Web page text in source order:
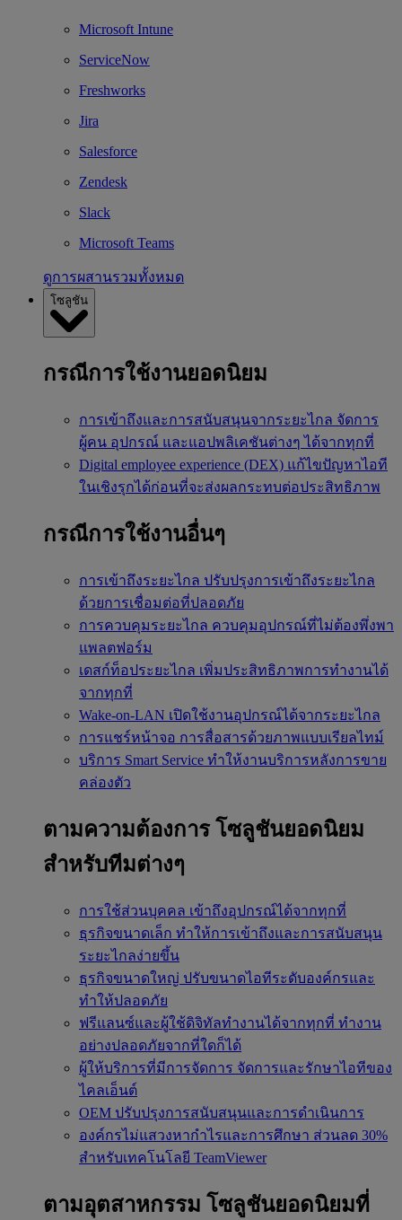
Microsoft Intune
ServiceNow
Freshworks
Jira
Salesforce
Zendesk
Slack
Microsoft Teams
ดูการผสานรวมทั้งหมด
โซลูชัน
กรณีการใช้งานยอดนิยม
การเข้าถึงและการสนับสนุนจากระยะไกล จัดการ
ผู้คน อุปกรณ์ และแอปพลิเคชันต่างๆ ได้จากทุกที่
Digital employee experience (DEX) แก้ไขปัญหาไอที
ในเชิงรุกได้ก่อนที่จะส่งผลกระทบต่อประสิทธิภาพ
กรณีการใช้งานอื่นๆ
การเข้าถึงระยะไกล ปรับปรุงการเข้าถึงระยะไกล
ด้วยการเชื่อมต่อที่ปลอดภัย
การควบคุมระยะไกล ควบคุมอุปกรณ์ที่ไม่ต้องพึ่งพา
แพลตฟอร์ม
เดสก์ท็อประยะไกล เพิ่มประสิทธิภาพการทำงานได้
จากทุกที่
Wake-on-LAN เปิดใช้งานอุปกรณ์ได้จากระยะไกล
การแชร์หน้าจอ การสื่อสารด้วยภาพแบบเรียลไทม์
บริการ Smart Service ทำให้งานบริการหลังการขาย
คล่องตัว
ตามความต้องการ โซลูชันยอดนิยม
สำหรับทีมต่างๆ
การใช้ส่วนบุคคล เข้าถึงอุปกรณ์ได้จากทุกที่
ธุรกิจขนาดเล็ก ทำให้การเข้าถึงและการสนับสนุน
ระยะไกลง่ายขึ้น
ธุรกิจขนาดใหญ่ ปรับขนาดไอทีระดับองค์กรและ
ทำให้ปลอดภัย
ฟรีแลนซ์และผู้ใช้ดิจิทัลทำงานได้จากทุกที่ ทำงาน
อย่างปลอดภัยจากที่ใดก็ได้
ผู้ให้บริการที่มีการจัดการ จัดการและรักษาไอทีของ
ไคลเอ็นต์
OEM ปรับปรุงการสนับสนุนและการดำเนินการ
องค์กรไม่แสวงหากำไรและการศึกษา ส่วนลด 30%
สำหรับเทคโนโลยี TeamViewer
ตามอุตสาหกรรม โซลูชันยอดนิยมที่